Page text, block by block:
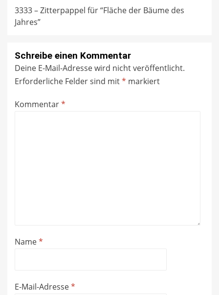
3333 – Zitterpappel für “Fläche der Bäume des
Jahres”
Schreibe einen Kommentar
Deine E-Mail-Adresse wird nicht veröffentlicht.
Erforderliche Felder sind mit* markiert
Kommentar*
Name*
E-Mail-Adresse*